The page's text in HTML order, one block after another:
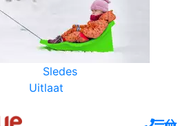
Sledes
Uitlaat